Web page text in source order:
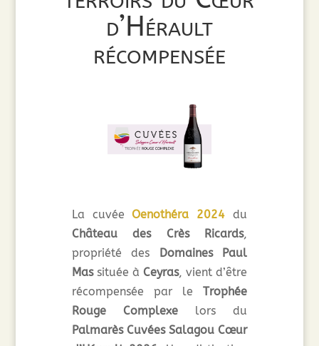
d’Hérault
récompensée
La cuvéeOenothéra 2024 du
Château des Crès Ricards,
propriété des Domaines Paul
Massituée àCeyras, vient d’être
récompensée par leTrophée
Rouge Complexelors du
Palmarès Cuvées Salagou Cœur